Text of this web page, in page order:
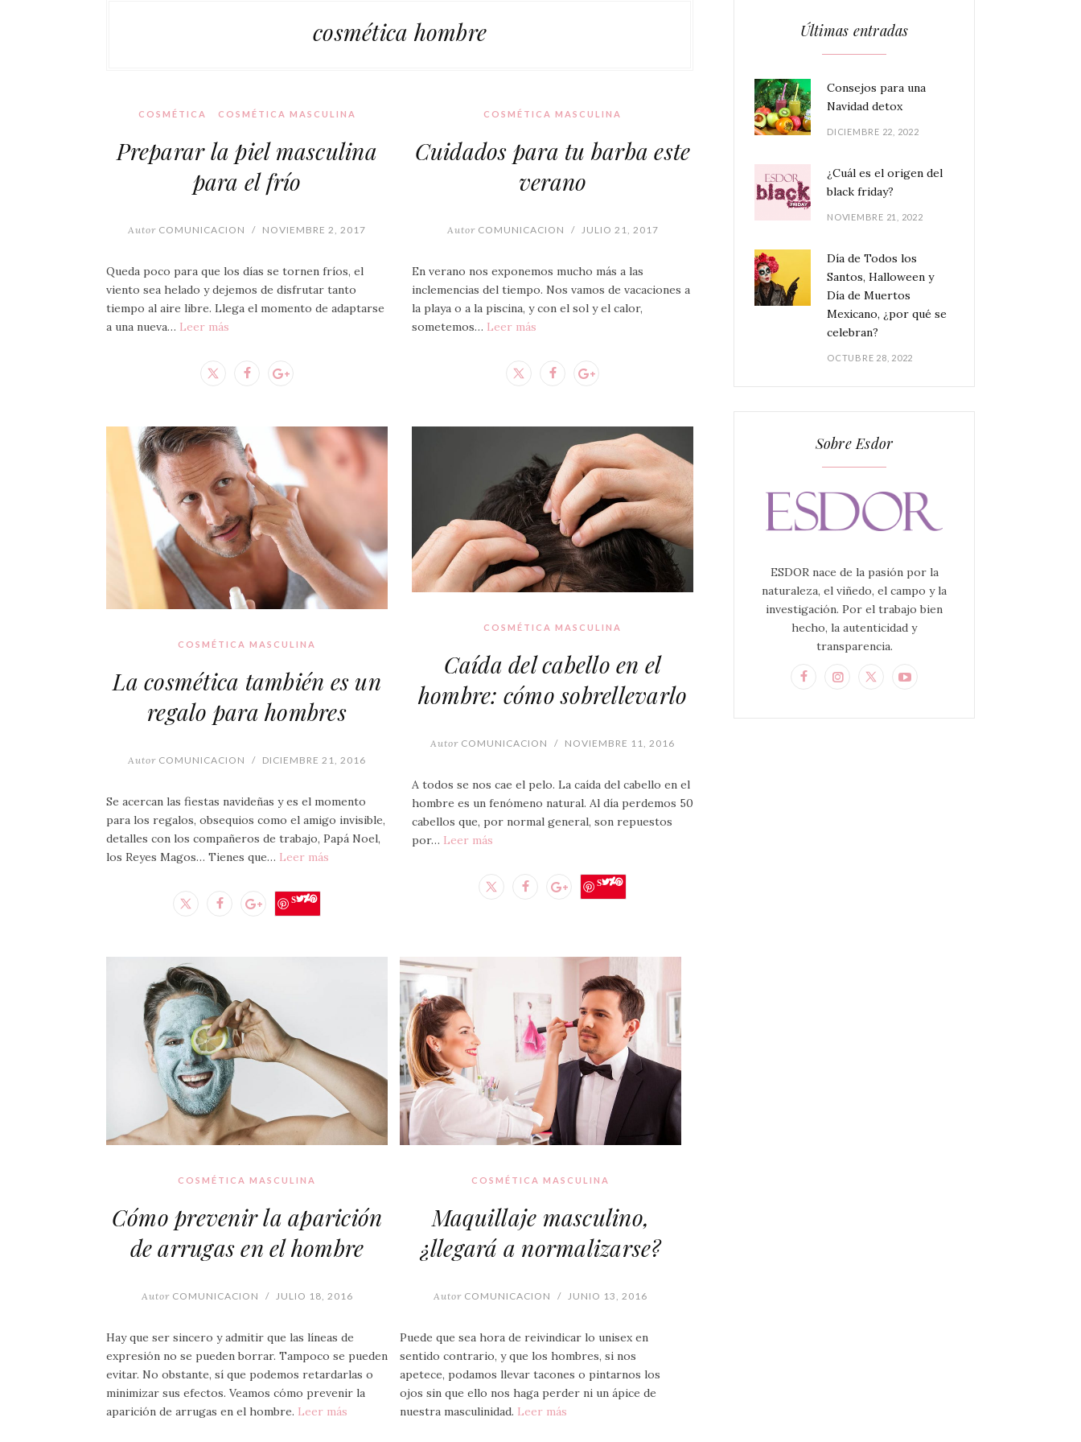
cosmética hombre
COSMÉTICA COSMÉTICA MASCULINA
Preparar la piel masculina
para el frío
Autor COMUNICACION / NOVIEMBRE 2, 2017
Queda poco para que los días se tornen fríos, el
viento sea helado y dejemos de disfrutar tanto
tiempo al aire libre. Llega el momento de adaptarse
a una nueva… Leer más
COSMÉTICA MASCULINA
Cuidados para tu barba este
verano
AutorCOMUNICACION / JULIO 21, 2017
En verano nos exponemos mucho más a las
inclemencias del tiempo. Nos vamos de vacaciones a
la playa o a la piscina, y con el sol y el calor,
sometemos… Leer más
COSMÉTICA MASCULINA
La cosmética también es un
regalo para hombres
Autor COMUNICACION / DICIEMBRE 21, 2016
Se acercan las fiestas navideñas y es el momento
para los regalos, obsequios como el amigo invisible,
detalles con los compañeros de trabajo, Papá Noel,
los Reyes Magos… Tienes que… Leer más
Save
COSMÉTICA MASCULINA
Caída del cabello en el
hombre: cómo sobrellevarlo
Autor COMUNICACION / NOVIEMBRE 11, 2016
A todos se nos cae el pelo. La caída del cabello en el
hombre es un fenómeno natural. Al día perdemos 50
cabellos que, por normal general, son repuestos
por… Leer más
Save
COSMÉTICA MASCULINA
Cómo prevenir la aparición
de arrugas en el hombre
AutorCOMUNICACION / JULIO 18, 2016
Hay que ser sincero y admitir que las líneas de
expresión no se pueden borrar. Tampoco se pueden
evitar. No obstante, sí que podemos retardarlas o
minimizar sus efectos. Veamos cómo prevenir la
aparición de arrugas en el hombre. Leer más
COSMÉTICA MASCULINA
Maquillaje masculino,
¿llegará a normalizarse?
Autor COMUNICACION / JUNIO 13, 2016
Puede que sea hora de reivindicar lo unisex en
sentido contrario, y que los hombres, si nos
apetece, podamos llevar tacones o pintarnos los
ojos sin que ello nos haga perder ni un ápice de
nuestra masculinidad. Leer más
Últimas entradas
Consejos para una
Navidad detox
DICIEMBRE 22, 2022
¿Cuál es el origen del
black friday?
NOVIEMBRE 21, 2022
Día de Todos los
Santos, Halloween y
Día de Muertos
Mexicano, ¿por qué se
celebran?
OCTUBRE 28, 2022
Sobre Esdor
ESDOR nace de la pasión por la
naturaleza, el viñedo, el campo y la
investigación. Por el trabajo bien
hecho, la autenticidad y
transparencia.